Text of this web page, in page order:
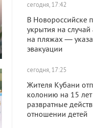
сегодня, 17:42
В Новороссийске
укрытия на
на пляжах —
эвакуации
сегодня, 17:25
Жителя Кубани
колонию на 15 лет
развратные
отношении детей